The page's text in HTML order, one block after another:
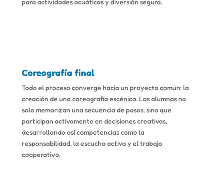
para actividades acuáticas y diversión segura.
Coreografía final
Todo el proceso converge hacia un proyecto común: la
creación de una coreografía escénica. Las alumnas no
solo memorizan una secuencia de pasos, sino que
participan activamente en decisiones creativas,
desarrollando así competencias como la
responsabilidad, la escucha activa y el trabajo
cooperativo.